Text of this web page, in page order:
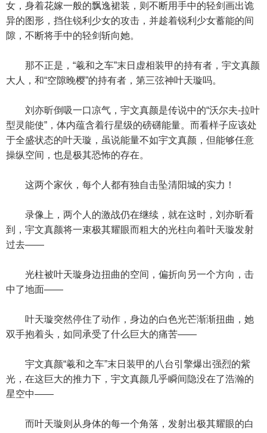
女，身着花嫁一般的飘逸裙装，则不断用手中的轻剑画出诡
异的图形，挡住锐利少女的攻击，并趁着锐利少女蓄能的间
隙，不断将手中的轻剑斩向她。
那不正是，“羲和之车”末日虚相装甲的持有者，宇文真颜
大人，和“空隙晚樱”的持有者，第三弦神叶天璇吗。
刘亦昕倒吸一口凉气，宇文真颜是传说中的“沃尔夫-拉叶
型灵能使”，体内蕴含着行星级的磅礴能量。而看样子应该处
于全盛状态的叶天璇，虽说能量不如宇文真颜，但能够任意
操纵空间，也是极其恐怖的存在。
这两个家伙，每个人都有独自击坠清阳城的实力！
录像上，两个人的激战仍在继续，就在这时，刘亦昕看
到，宇文真颜将一束极其耀眼而粗大的光柱向着叶天璇发射
过去——
光柱被叶天璇身边扭曲的空间，偏折向另一个方向，击
中了地面——
叶天璇突然停住了动作，身边的白色光芒渐渐扭曲，她
双手抱着头，如同承受了什么巨大的痛苦——
宇文真颜“羲和之车”末日装甲的八台引擎爆出强烈的紫
光，在这巨大的推力下，宇文真颜几乎瞬间隐没在了浩瀚的
星空中——
而叶天璇则从身体的每一个角落，发射出极其耀眼的白